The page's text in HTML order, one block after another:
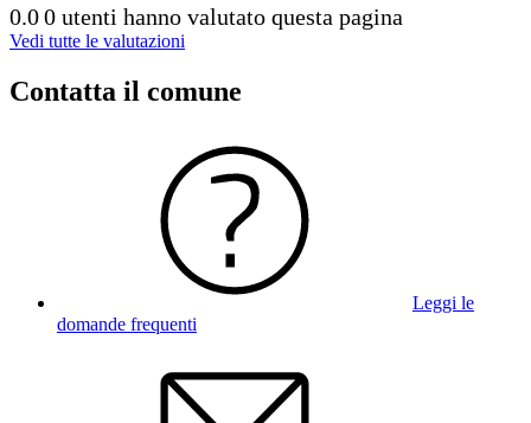
0.00 utenti hanno valutato questa pagina
Vedi tutte le valutazioni
Contatta il comune
Leggi le
domande frequenti